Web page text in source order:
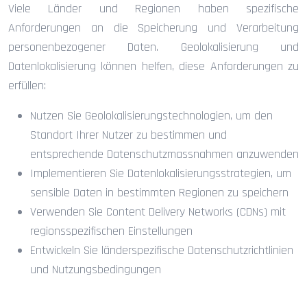
Viele Länder und Regionen haben spezifische
Anforderungen an die Speicherung und Verarbeitung
personenbezogener Daten. Geolokalisierung und
Datenlokalisierung können helfen, diese Anforderungen zu
erfüllen:
Nutzen Sie Geolokalisierungstechnologien, um den
Standort Ihrer Nutzer zu bestimmen und
entsprechende Datenschutzmassnahmen anzuwenden
Implementieren Sie Datenlokalisierungsstrategien, um
sensible Daten in bestimmten Regionen zu speichern
Verwenden Sie Content Delivery Networks (CDNs) mit
regionsspezifischen Einstellungen
Entwickeln Sie länderspezifische Datenschutzrichtlinien
und Nutzungsbedingungen